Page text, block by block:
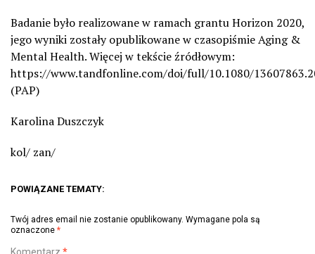
Badanie było realizowane w ramach grantu Horizon 2020,
jego wyniki zostały opublikowane w czasopiśmie Aging &
Mental Health. Więcej w tekście źródłowym:
https://www.tandfonline.com/doi/full/10.1080/
(PAP)
Karolina Duszczyk
kol/ zan/
POWIĄZANE TEMATY:
Twój adres email nie zostanie opublikowany. Wymagane pola są
oznaczone *
Komentarz *